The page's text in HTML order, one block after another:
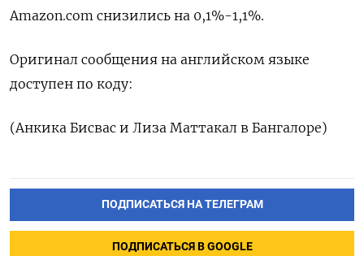
Amazon.com снизились на 0,1%-1,1%.
Оригинал сообщения на английском языке
доступен по коду:
(Анкика Бисвас и Лиза Маттакал в Бангалоре)
ПОДПИСАТЬСЯ НА ТЕЛЕГРАМ
ПОДПИСАТЬСЯ В GOOGLE